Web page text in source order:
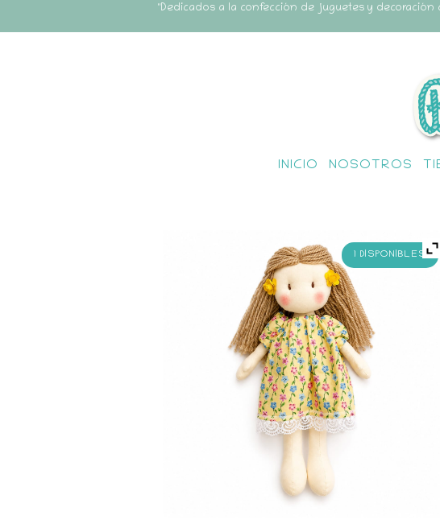
"Dedicados a la confección de juguetes y
INICIO NOSOTROS
1 DISPONIBLES